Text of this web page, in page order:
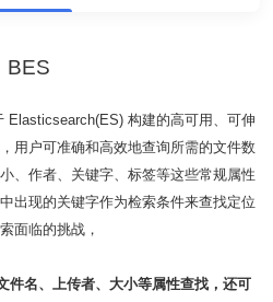
BES
Elasticsearch(ES) 构建的高可用、可伸
用户可准确和高效地查询所需的文件数
、作者、关键字、标签等这些常规属性
出现的关键字作为检索条件来查找定位
面临的挑战，
件名、上传者、大小等属性查找，还可